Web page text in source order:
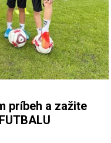
príbeh a zažite